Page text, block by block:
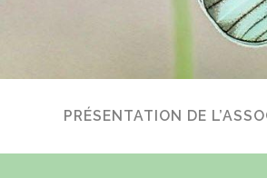
PRÉSENTATION DE